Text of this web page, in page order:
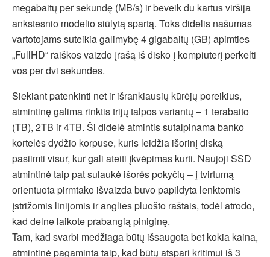
megabaitų per sekundę (MB/s) ir beveik du kartus viršija
ankstesnio modelio siūlytą spartą. Toks didelis našumas
vartotojams suteikia galimybę 4 gigabaitų (GB) apimties
„FullHD“ raiškos vaizdo įrašą iš disko į kompiuterį perkelti
vos per dvi sekundes.
Siekiant patenkinti net ir išrankiausių kūrėjų poreikius,
atmintinę galima rinktis trijų talpos variantų – 1 terabaito
(TB), 2TB ir 4TB. Ši didelė atmintis sutalpinama banko
kortelės dydžio korpuse, kuris leidžia išorinį diską
pasiimti visur, kur gali ateiti įkvėpimas kurti. Naujoji SSD
atmintinė taip pat sulaukė išorės pokyčių – į tvirtumą
orientuota pirmtako išvaizda buvo papildyta lenktomis
įstrižomis linijomis ir anglies pluošto raštais, todėl atrodo,
kad delne laikote prabangią piniginę.
Tam, kad svarbi medžiaga būtų išsaugota bet kokia kaina,
atmintinė pagaminta taip, kad būtų atspari kritimui iš 3